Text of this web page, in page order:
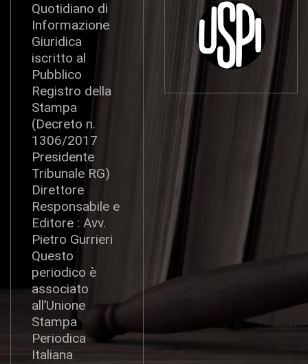
Quotidiano di
Informazione
Giuridica
iscritto al
Pubblico
Registro della
Stampa
(Decreto n.
1306/2017
Presidente
Tribunale RG)
Direttore
Responsabile e
Editore : Avv.
Pietro Gurrieri
Questo
periodico è
associato
all’Unione
Stampa
Periodica
Italiana